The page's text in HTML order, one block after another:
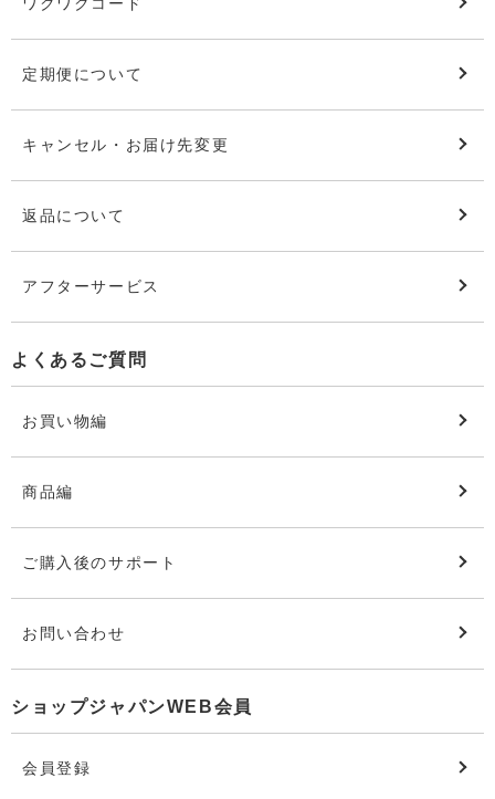
定期便について
キャンセル・お届け先変更
返品について
アフターサービス
よくあるご質問
お買い物編
商品編
ご購入後のサポート
お問い合わせ
ショップジャパンWEB会員
会員登録